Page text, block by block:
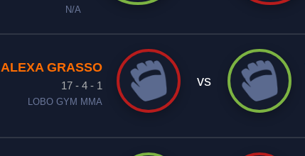
N/A
ALEXA GRASSO
17 - 4 - 1
LOBO GYM MMA
vs